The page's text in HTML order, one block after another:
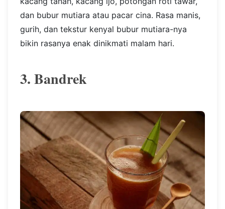
dan bubur mutiara atau pacar cina. Rasa manis,
gurih, dan tekstur kenyal bubur mutiara-nya
bikin rasanya enak dinikmati malam hari.
3. Bandrek